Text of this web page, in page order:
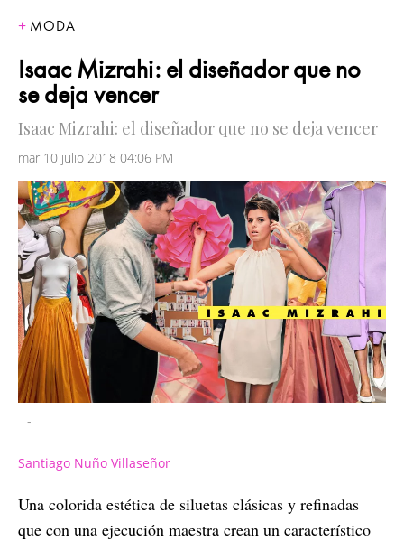
MODA
Isaac Mizrahi: el diseñador que no
se deja vencer
Isaac Mizrahi: el diseñador que no se deja vencer
mar 10 julio 2018 04:06 PM
-
Santiago Nuño Villaseñor
Una colorida estética de siluetas clásicas y refinadas
que con una ejecución maestra crean un característico